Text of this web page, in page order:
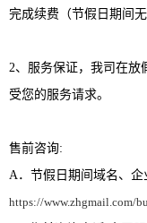
完成续费（节假日期间
2、服务保证，我司在放
受您的服务请求。
售前咨询:
A．节假日期间域名、
https://www.zhgmail.com/